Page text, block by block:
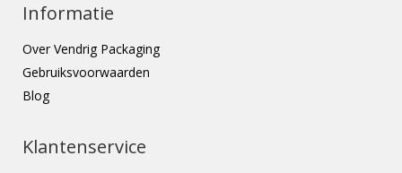
Informatie
Over Vendrig Packaging
Gebruiksvoorwaarden
Blog
Klantenservice